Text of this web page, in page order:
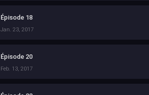
Épisode 18
Jan. 23, 2017
Épisode 20
Feb. 13, 2017